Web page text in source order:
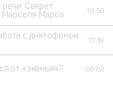
Секрет
Марселя Марсо
10:58
с диктофоном:
13:39
от «эканья»? 08:02